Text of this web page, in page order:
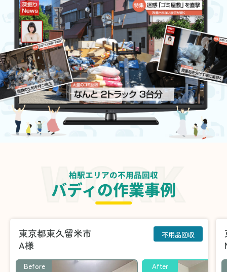
柏駅エリアの不用品回収
バディの作業事例
東京都東久留米市
A様
不用品回収
Before After